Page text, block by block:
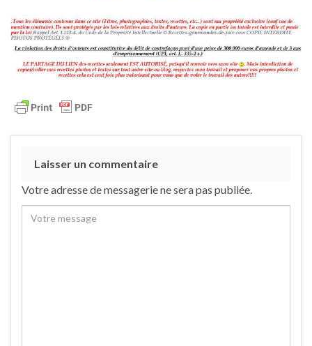
Laisser un commentaire
Votre adresse de messagerie ne sera pas publiée.